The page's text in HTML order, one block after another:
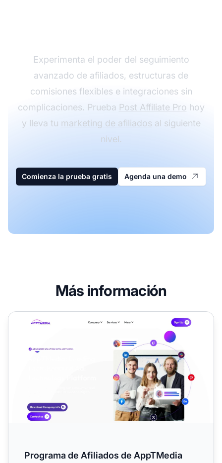
Experimenta el poder del seguimiento
avanzado de afiliados, estructuras de
comisiones flexibles e integraciones sin
complicaciones. Prueba Post Affiliate Pro hoy
y lleva tu marketing de afiliados al siguiente
nivel.
Comienza la prueba gratis Agenda una demo
Más información
Programa de Afiliados de AppTMedia
Programa de Afiliados de AppTMedia